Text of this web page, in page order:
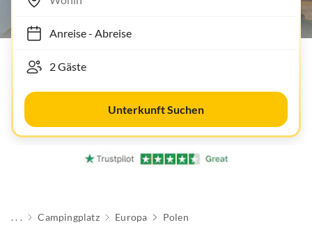
Anreise- Abreise
Unterkunft Suchen
. . . Campingplatz Europa Polen